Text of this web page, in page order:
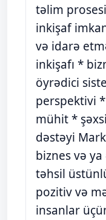
təlim
inkişaf
və idarə
inkişafı *
öyrədici
perspektivi
mühit *
dəstəyi
biznes və
təhsil
pozitiv və
insanlar